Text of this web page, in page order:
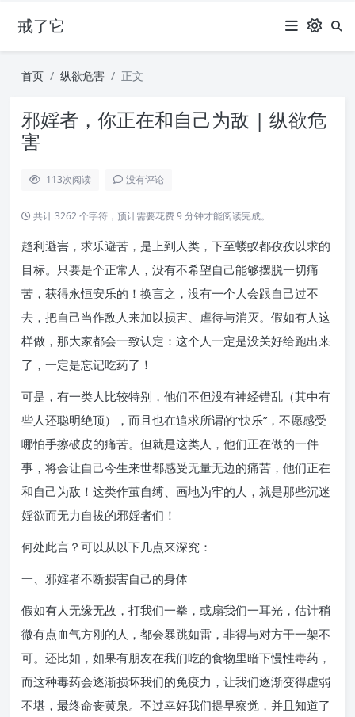
戒了它
首页 纵欲危害 正文
邪婬者，你正在和自己为敌 | 纵欲危
害
113次阅读 没有评论
共计 3262 个字符，预计需要花费 9 分钟才能阅读完成。
趋利避害，求乐避苦，是上到人类，下至蝼蚁都孜孜以求的
目标。只要是个正常人，没有不希望自己能够摆脱一切痛
苦，获得永恒安乐的！换言之，没有一个人会跟自己过不
去，把自己当作敌人来加以损害、虐待与消灭。假如有人这
样做，那大家都会一致认定：这个人一定是没关好给跑出来
了，一定是忘记吃药了！
可是，有一类人比较特别，他们不但没有神经错乱（其中有
些人还聪明绝顶），而且也在追求所谓的“快乐”，不愿感受
哪怕手擦破皮的痛苦。但就是这类人，他们正在做的一件
事，将会让自己今生来世都感受无量无边的痛苦，他们正在
和自己为敌！这类作茧自缚、画地为牢的人，就是那些沉迷
婬欲而无力自拔的邪婬者们！
何处此言？可以从以下几点来深究：
一、邪婬者不断损害自己的身体
假如有人无缘无故，打我们一拳，或扇我们一耳光，估计稍
微有点血气方刚的人，都会暴跳如雷，非得与对方干一架不
可。还比如，如果有朋友在我们吃的食物里暗下慢性毒药，
而这种毒药会逐渐损坏我们的免疫力，让我们逐渐变得虚弱
不堪，最终命丧黄泉。不过幸好我们提早察觉，并且知道了